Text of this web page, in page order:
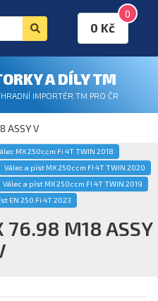
0
0 Kč
A DÍLY TM
IMPORTÉR TM PRO ČR
ASSY V
MX 250ccm Fi 4T TWIN 2018
Válec a píst MX 250ccm FI 4T TWIN 2020
Válec a píst MX 250ccm FI 4T TWIN 2019
EN 250 Fi 4T 2023
76.98 M18 ASSY